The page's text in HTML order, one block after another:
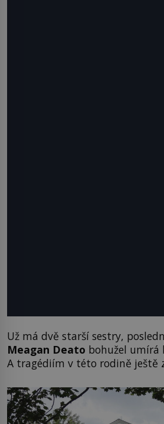
Už má dvě starší sestry,
Meagan Deato bohužel umírá
A tragédiím v této rodině ještě